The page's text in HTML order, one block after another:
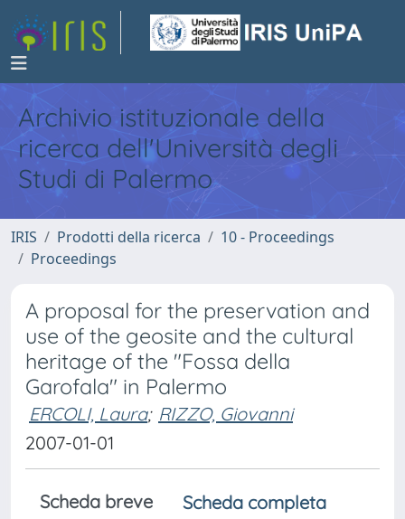
Archivio istituzionale della
ricerca dell'Università degli
Studi di Palermo
IRIS Prodotti della ricerca
10 - Proceedings
Proceedings
A proposal for the preservation and
use of the geosite and the cultural
heritage of the "Fossa della
Garofala" in Palermo
ERCOLI, Laura; RIZZO, Giovanni
2007-01-01
Scheda breve
Scheda completa